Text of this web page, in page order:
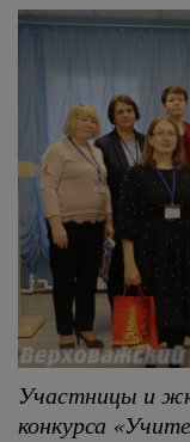
Участницы и
конкурса